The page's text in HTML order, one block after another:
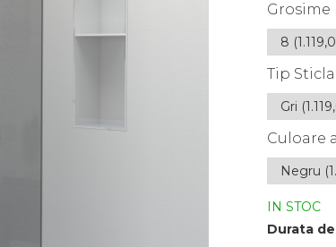
Grosime
Tip Sticla:
Culoare
IN STOC
Durata